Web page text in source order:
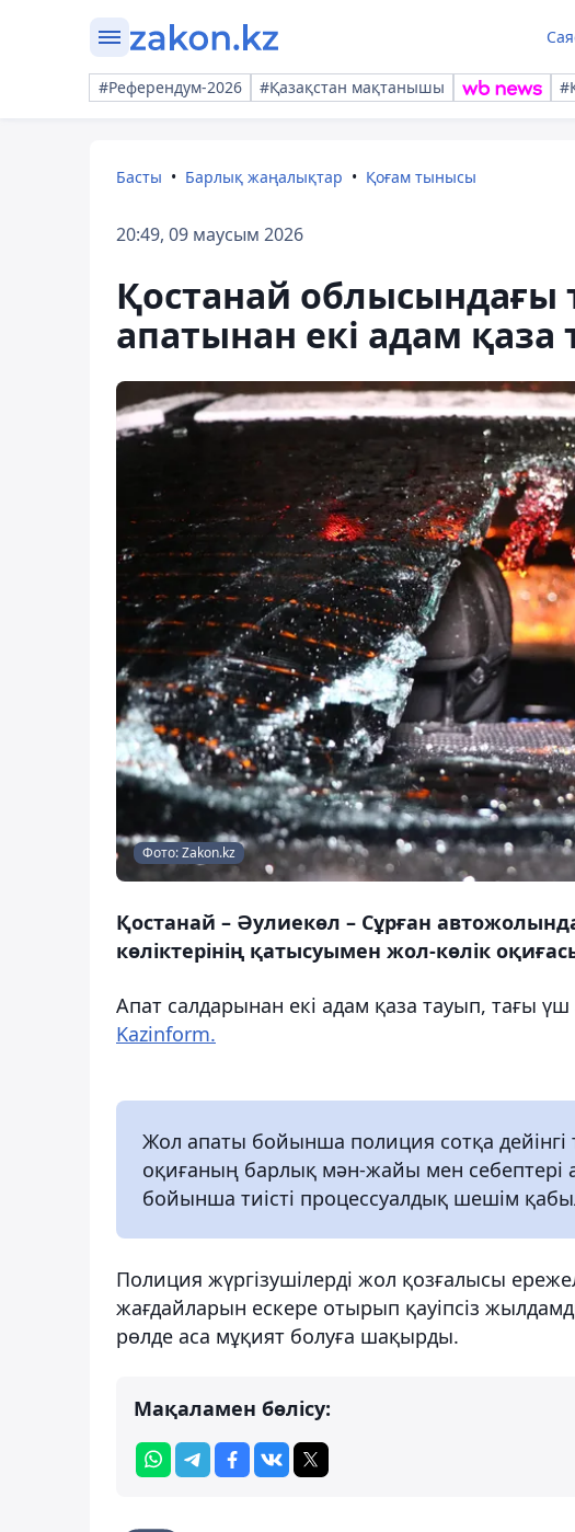
#Референдум-2026 #Қазақстан мақтанышы
Басты Барлық жаңалықтар Қоғам тынысы
20:49, 09 маусым 2026
Қостанай облысындағы
апатынан екі адам қаза
Фото: Zakon.kz
Қостанай – Әулиекөл – Сұрған
көліктерінің қатысуымен жол-көлік
Апат салдарынан екі адам қаза тауып, тағы
Kazinform.
Жол апаты бойынша полиция сотқа дейінгі
оқиғаның барлық мән-жайы мен
бойынша тиісті процессуалдық шешім
Полиция жүргізушілерді жол қозғалысы
жағдайларын ескере отырып қауіпсіз
рөлде аса мұқият болуға шақырды.
Мақаламен бөлісу: